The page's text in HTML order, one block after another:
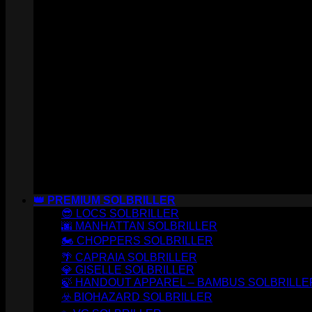
👑 PREMIUM SOLBRILLER
😎 LOCS SOLBRILLER
🌆 MANHATTAN SOLBRILLER
🏍️ CHOPPERS SOLBRILLER
🌴 CAPRAIA SOLBRILLER
💎 GISELLE SOLBRILLER
🍃 HANDOUT APPAREL – BAMBUS
☣️ BIOHAZARD SOLBRILLER